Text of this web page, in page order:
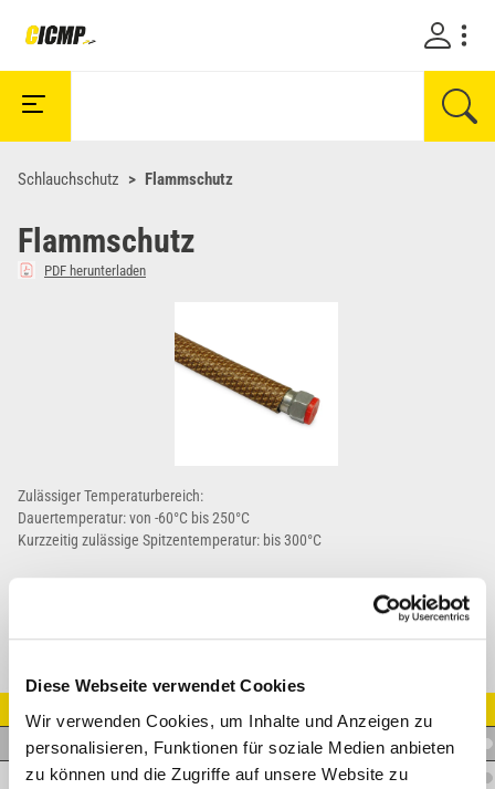
Diese Webseite verwendet Cookies
Wir verwenden Cookies, um Inhalte und Anzeigen zu
personalisieren, Funktionen für soziale Medien anbieten
zu können und die Zugriffe auf unsere Website zu
Schlauchschutz Flammschutz
Flammschutz
PDF herunterladen
Zulässiger Temperaturbereich:
Dauertemperatur: von -60°C bis 250°C
Kurzzeitig zulässige Spitzentemperatur: bis 300°C
W.FLAMMSCH25
W.FLAMMSCH30